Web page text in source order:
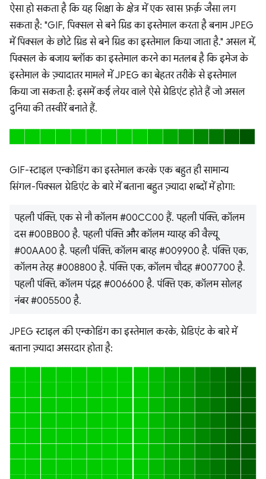
ऐसा हो सकता है कि यह शिक्षा के क्षेत्र में एक खास फ़र्क़ जैसा लग
सकता है: "GIF, पिक्सल से बने ग्रिड का इस्तेमाल करता है बनाम JPEG
में पिक्सल के छोटे ग्रिड से बने ग्रिड का इस्तेमाल किया जाता है." असल में,
पिक्सल के बजाय ब्लॉक का इस्तेमाल करने का मतलब है कि इमेज के
इस्तेमाल के ज़्यादातर मामले में JPEG का बेहतर तरीके से इस्तेमाल
किया जा सकता है: इसमें कई लेयर वाले ऐसे ग्रेडिएंट होते हैं जो असल
दुनिया की तस्वीरें बनाते हैं.
GIF-स्टाइल एन्कोडिंग का इस्तेमाल करके एक बहुत ही सामान्य
सिंगल-पिक्सल ग्रेडिएंट के बारे में बताना बहुत ज़्यादा शब्दों में होगा:
पहली पंक्ति, एक से नौ कॉलम #00CC00 हैं. पहली पंक्ति, कॉलम
दस #00BB00 है. पहली पंक्ति और कॉलम ग्यारह की वैल्यू
#00AA00 है. पहली पंक्ति, कॉलम बारह #009900 है. पंक्ति एक,
कॉलम तेरह #008800 है. पंक्ति एक, कॉलम चौदह #007700 है.
पहली पंक्ति, कॉलम पंद्रह #006600 है. पंक्ति एक, कॉलम सोलह
नंबर #005500 है.
JPEG स्टाइल की एन्कोडिंग का इस्तेमाल करके, ग्रेडिएंट के बारे में
बताना ज़्यादा असरदार होता है: